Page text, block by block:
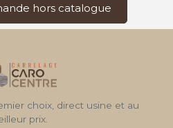
hors catalogue
choix, direct usine et au
prix.